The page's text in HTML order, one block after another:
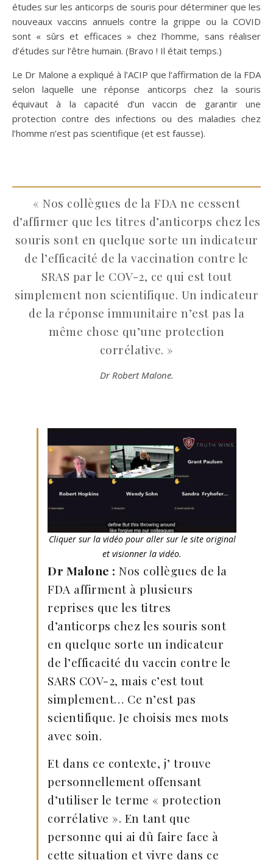
études sur les anticorps de souris pour déterminer que les
nouveaux vaccins annuels contre la grippe ou la COVID
sont « sûrs et efficaces » chez l’homme, sans réaliser
d’études sur l’être humain. (Bravo ! Il était temps.)
Le Dr Malone a expliqué à l’ACIP que l’affirmation de la FDA
selon laquelle une réponse anticorps chez la souris
équivaut à la capacité d’un vaccin de garantir une
protection contre des infections ou des maladies chez
l’homme n’est pas scientifique (et est fausse).
« Nos collègues de la FDA ne cessent
d’affirmer que les titres d’anticorps chez les
souris sont en quelque sorte un indicateur
de l’efficacité de la vaccination contre le
SRAS par le COV-2, ce qui est tout
simplement non scientifique. Un indicateur
de la réponse immunitaire n’est pas la
même chose qu’une protection
corrélative. »
Dr Robert Malone.
Cliquer sur la vidéo pour aller sur le site original
et visionner la vidéo.
Dr Malone : Nos collègues de la
FDA affirment à plusieurs
reprises que les titres
d’anticorps chez les souris sont
en quelque sorte un indicateur
de l’efficacité du vaccin contre le
SARS COV-2, mais c’est tout
simplement… Ce n’est pas
scientifique. Je choisis mes mots
avec soin.
Et dans ce contexte, j’ trouve
personnellement offensant
d’utiliser le terme « protection
corrélative ». En tant que
personne qui ai dû faire face à
cette situation et vivre dans ce